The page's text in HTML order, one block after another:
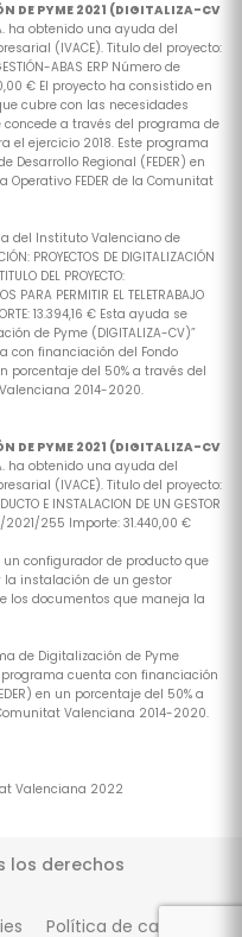
DE PYME 2021 (DIGITALIZA-CV
ha obtenido una ayuda del
(IVACE). Titulo del proyecto:
ABAS ERP Número de
€ El proyecto ha consistido en
cubre con las necesidades
a través del programa de
el ejercicio 2018. Este programa
Desarrollo Regional (FEDER) en
FEDER de la Comunitat
del Instituto Valenciano de
PROYECTOS DE DIGITALIZACIÓN
DEL PROYECTO:
PARA PERMITIR EL TELETRABAJO
13.394,16 € Esta ayuda se
de Pyme (DIGITALIZA-CV)”
con financiación del Fondo
porcentaje del 50% a través del
2014-2020.
DE PYME 2021 (DIGITALIZA-CV
ha obtenido una ayuda del
(IVACE). Titulo del proyecto:
E INSTALACION DE UN GESTOR
2021/255 Importe: 31.440,00 €
configurador de producto que
instalación de un gestor
los documentos que maneja la
de Digitalización de Pyme
programa cuenta con financiación
en un porcentaje del 50% a
Valenciana 2014-2020.
Valenciana 2022
los derechos
Política de calidad